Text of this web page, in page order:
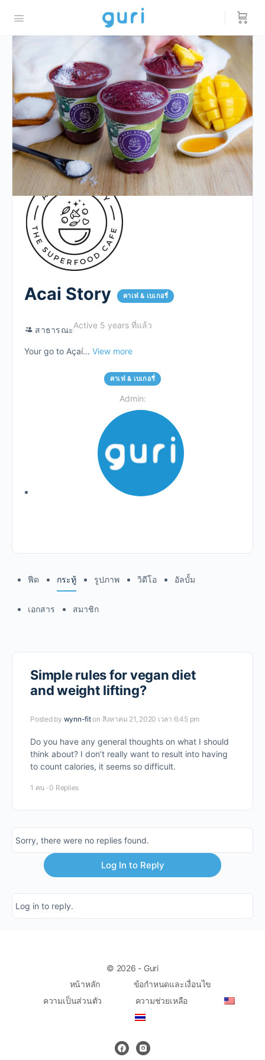
Acai Story คาเฟ่ & เบเกอรี่
สาธารณะActive 5 years ที่แล้ว
Your go to Açaí... View more
คาเฟ่ & เบเกอรี่
Admin:
ฟีด กระทู้ รูปภาพ วิดีโอ อัลบั้ม
เอกสาร สมาชิก
Simple rules for vegan diet
and weight lifting?
Posted by wynn-fiton สิงหาคม 21, 2020 เวลา 6:45 pm
Do you have any general thoughts on what I should
think about? I don’t really want to result into having
to count calories, it seems so difficult.
1 คน · 0 Replies
Sorry, there were no replies found.
Log In to Reply
Log in to reply.
© 2026 - Guri
หน้าหลัก
ข้อกำหนดและเงื่อนไข
ความเป็นส่วนตัว
ความช่วยเหลือ